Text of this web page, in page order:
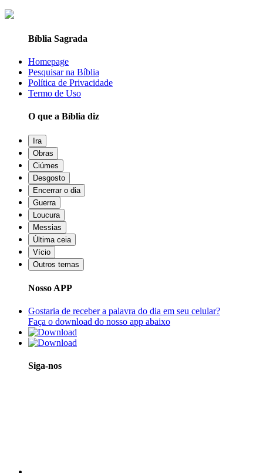
Bíblia Sagrada
Homepage
Pesquisar na Bíblia
Política de Privacidade
Termo de Uso
O que a Bíblia diz
Ira
Obras
Ciúmes
Desgosto
Encerrar o dia
Guerra
Loucura
Messias
Última ceia
Vício
Outros temas
Nosso APP
Gostaria de receber a palavra do dia em seu celular?
Faça o download do nosso app abaixo
Siga-nos